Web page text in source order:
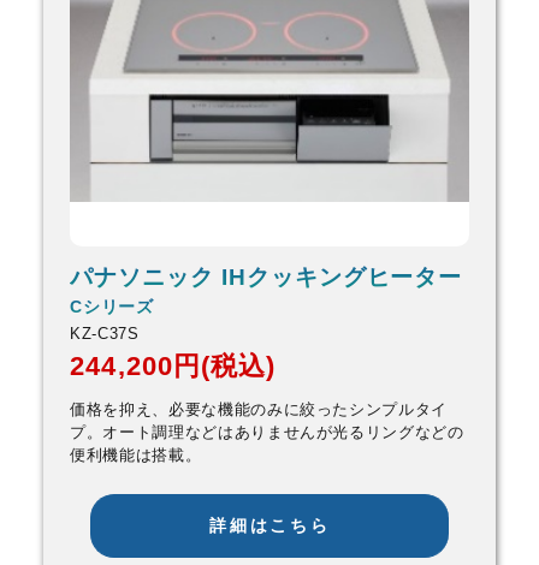
パナソニック IHクッキングヒーター
Cシリーズ
KZ-C37S
244,200円(税込)
価格を抑え、必要な機能のみに絞ったシンプルタイ
プ。オート調理などはありませんが光るリングなどの
便利機能は搭載。
詳細はこちら